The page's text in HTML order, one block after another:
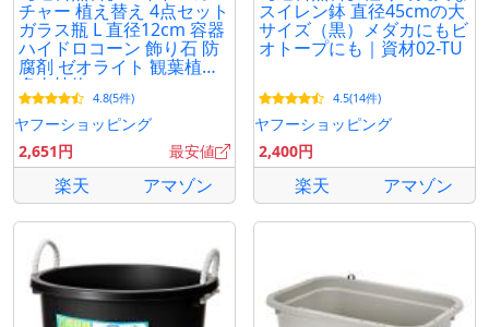
チャー 植え替え 4点セット
ガラス瓶 L 直径12cm 容器
ハイドロコーン 飾り石 防
腐剤 ゼオライト 観葉植物
多肉植物
4.8(5件)
ヤフーショッピング
2,651円
最安値
楽天 アマゾン
スイレン鉢 直径45cmの大
サイズ（黒）メダカにもビ
オトープにも｜資材02-TU
4.5(14件)
ヤフーショッピング
2,400円
楽天 アマゾン